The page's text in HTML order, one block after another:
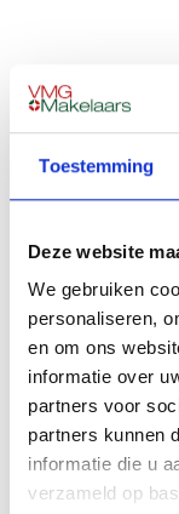
Toestemming
Deze website
We gebruiken
personaliseren,
en om ons
informatie over
partners voor
partners kunnen
informatie die u
verzameld op
Links ziet u een
VMG Makelaars
Potentiële
waar u aan toe
via een actuele
We kennen de
vóór, tijdens én
toegespitst. Via
samenwerken,